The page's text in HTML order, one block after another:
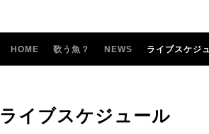
HOME 歌う魚？ NEWS ライブスケジ
ライブスケジュール